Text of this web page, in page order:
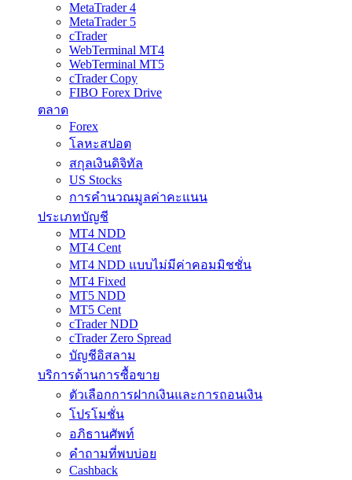
MetaTrader 4
MetaTrader 5
cTrader
WebTerminal MT4
WebTerminal MT5
cTrader Copy
FIBO Forex Drive
ตลาด
Forex
โลหะสปอต
สกุลเงินดิจิทัล
US Stocks
การคำนวณมูลค่าคะแนน
ประเภทบัญชี
MT4 NDD
MT4 Cent
MT4 NDD แบบไม่มีค่าคอมมิชชั่น
MT4 Fixed
MT5 NDD
MT5 Cent
cTrader NDD
cTrader Zero Spread
บัญชีอิสลาม
บริการด้านการซื้อขาย
ตัวเลือกการฝากเงินและการถอนเงิน
โปรโมชั่น
อภิธานศัพท์
คำถามที่พบบ่อย
Cashback